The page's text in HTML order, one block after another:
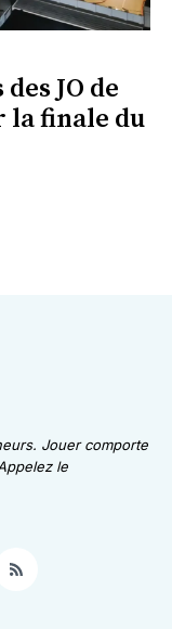
JO de
la finale du
Jouer comporte
le
RSS